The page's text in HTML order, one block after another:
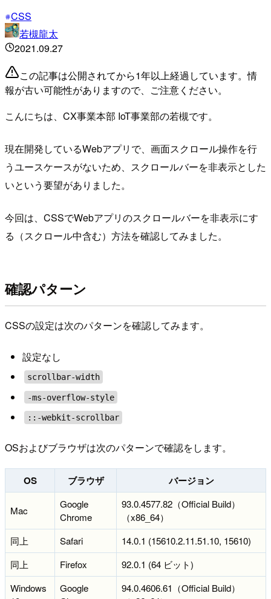
CSS
若槻龍太
2021.09.27
この記事は公開されてから1年以上経過しています。情
報が古い可能性がありますので、ご注意ください。
こんにちは、CX事業本部 IoT事業部の若槻です。
現在開発しているWebアプリで、画面スクロール操作を行
うユースケースがないため、スクロールバーを非表示とした
いという要望がありました。
今回は、CSSでWebアプリのスクロールバーを非表示にす
る（スクロール中含む）方法を確認してみました。
確認パターン
CSSの設定は次のパターンを確認してみます。
設定なし
scrollbar-width
-ms-overflow-style
::-webkit-scrollbar
OSおよびブラウザは次のパターンで確認をします。
OS ブラウザ バージョン
Mac
Google
Chrome
93.0.4577.82（Official Build）
（x86_64）
同上
Safari
14.0.1 (15610.2.11.51.10, 15610)
同上
Firefox
92.0.1 (64 ビット)
Windows
Google
94.0.4606.61（Official Build）